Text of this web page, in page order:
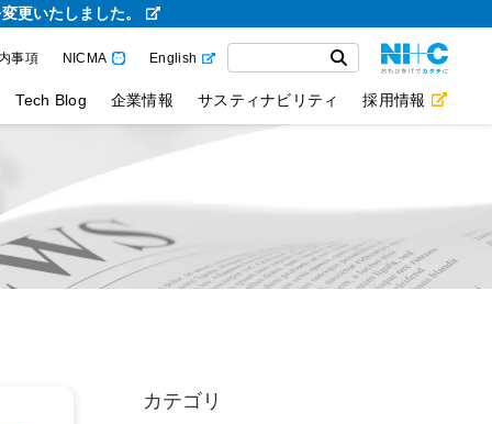
更いたしました。
事項 NICMA English
Tech Blog 企業情報 サスティナビリティ 採用情報
カテゴリ